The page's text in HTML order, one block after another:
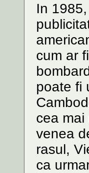
In
cum ar
poate fi
cea
venea
rasul,
ca